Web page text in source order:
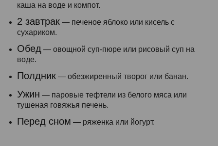
каша на воде и компот.
2 завтрак— печеное яблоко или кисель с
сухариком.
Обед — овощной суп-пюре или рисовый суп на
воде.
Полдник— обезжиренный творог или банан.
Ужин — паровые тефтели из белого мяса или
тушеная говяжья печень.
Перед сном — ряженка или йогурт.